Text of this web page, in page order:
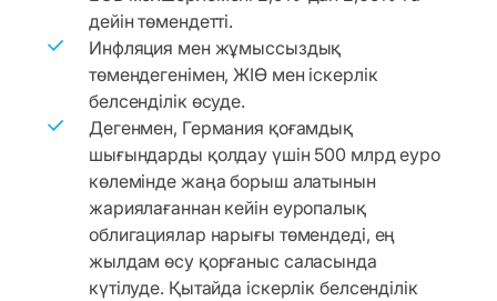
дейін төмендетті.
Инфляция мен жұмыссыздық
төмендегенімен, ЖІӨ мен іскерлік
белсенділік өсуде.
Дегенмен, Германия қоғамдық
шығындарды қолдау үшін 500 млрд еуро
көлемінде жаңа борыш алатынын
жариялағаннан кейін еуропалық
облигациялар нарығы төмендеді, ең
жылдам өсу қорғаныс саласында
күтілуде. Қытайда іскерлік белсенділік